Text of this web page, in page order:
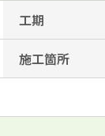
工期
施工箇所